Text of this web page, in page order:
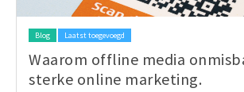
Blog Laatst toegevoegd
Waarom offline media
sterke online marketing.